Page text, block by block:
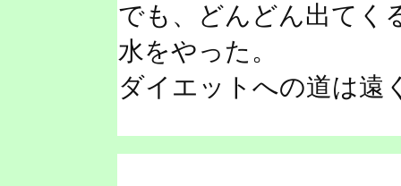
でも、どんどん出てく
水をやった。
ダイエットへの道は遠